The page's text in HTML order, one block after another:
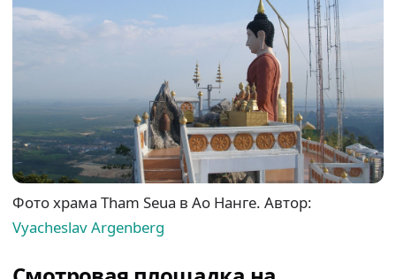
Фото храма Tham Seua в Ао Нанге. Автор:
Vyacheslav Argenberg